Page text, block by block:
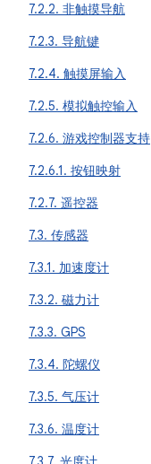
7.2.2. 非触摸导航
7.2.3. 导航键
7.2.4. 触摸屏输入
7.2.5. 模拟触控输入
7.2.6. 游戏控制器支持
7.2.6.1. 按钮映射
7.2.7. 遥控器
7.3. 传感器
7.3.1. 加速度计
7.3.2. 磁力计
7.3.3. GPS
7.3.4. 陀螺仪
7.3.5. 气压计
7.3.6. 温度计